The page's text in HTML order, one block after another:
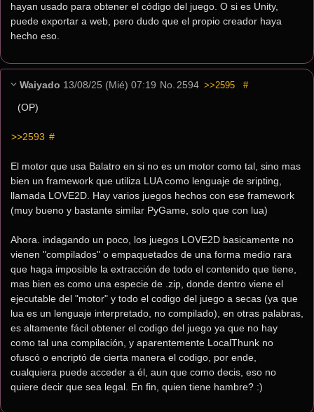
hayan usado para obtener el código del juego. O si es Unity,
puede exportar a web, pero dudo que el propio creador haya
hecho eso.
Waiyado 13/08/25 (Mié) 07:19 No. 2594 >>2595 #
(OP)
>>2593 #
El motor que usa Balatro en si no es un motor como tal, sino mas
bien un framework que utiliza LUA como lenguaje de sripting,
llamada LOVE2D. Hay varios juegos hechos con ese framework
(muy bueno y bastante similar PyGame, solo que con lua)
Ahora. indagando un poco, los juegos LOVE2D basicamente no
vienen "compilados" o empaquetados de una forma medio rara
que haga imposible la extracción de todo el contenido que tiene,
mas bien es como una especie de .zip, donde dentro viene el
ejecutable del "motor" y todo el codigo del juego a secas (ya que
lua es un lenguaje interpretado, no compilado), en otras palabras,
es altamente fácil obtener el codigo del juego ya que no hay
como tal una compilación, y aparentemente LocalThunk no
ofuscó o encriptó de cierta manera el codigo, por ende,
cualquiera puede acceder a él, aun que como decis, eso no
quiere decir que sea legal. En fin, quien tiene hambre? :)